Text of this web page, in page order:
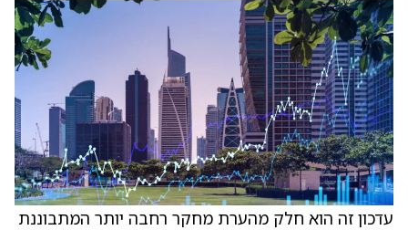
עדכון זה הוא חלק מהערת מחקר רחבה יותר המתבוננת